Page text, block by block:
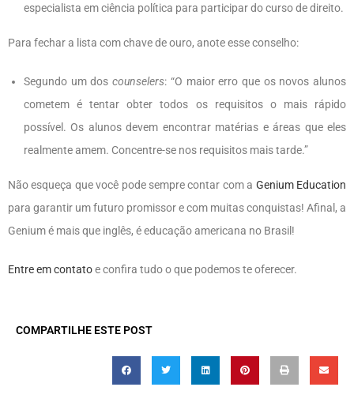
especialista em ciência política para participar do curso de direito.
Para fechar a lista com chave de ouro, anote esse conselho:
Segundo um doscounselers: “O maior erro que os novos alunos
cometem é tentar obter todos os requisitos o mais rápido
possível. Os alunos devem encontrar matérias e áreas que eles
realmente amem. Concentre-se nos requisitos mais tarde.”
Não esqueça que você pode sempre contar com a Genium Education
para garantir um futuro promissor e com muitas conquistas! Afinal, a
Genium é mais que inglês, é educação americana no Brasil!
Entre em contatoe confira tudo o que podemos te oferecer.
COMPARTILHE ESTE POST